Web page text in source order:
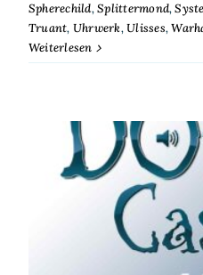
Spherechild,Splittermond,
Truant, Uhrwerk,Ulisses,
Weiterlesen